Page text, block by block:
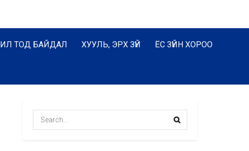
ИЛ ТОД БАЙДАЛ ХУУЛЬ, ЭРХ ЗҮЙ ЁС ЗҮЙН ХОРОО